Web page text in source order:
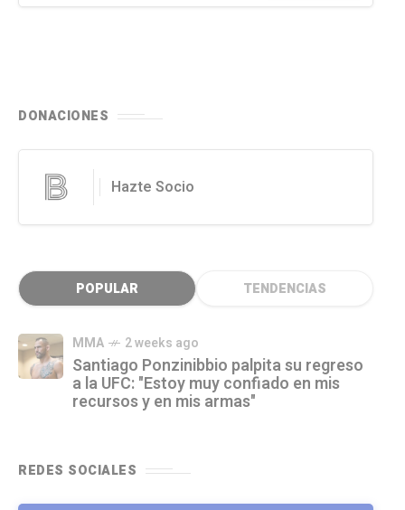
DONACIONES
Hazte Socio
POPULAR TENDENCIAS
MMA 2 weeks ago
Santiago Ponzinibbio palpita su regreso
a la UFC: "Estoy muy confiado en mis
recursos y en mis armas"
REDES SOCIALES